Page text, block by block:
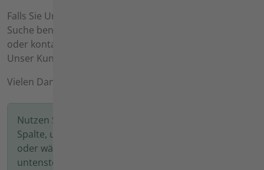
Falls Sie Unterstützung bei der Nutzung der Ersatzteil-
Suche benötigen, besuchen Sie bitte unsere
oder kontaktieren Sie uns über das
Unser Kundenservice steht Ihnen gerne zur Verfügung.
Vielen Dank, dass Sie sich für agria entschieden haben.
Nutzen Sie die Filtermöglichkeiten in der linken
Spalte, um Ihr agria-Produkt zu finden,
oder wählen Sie das passende Produkt anhand der
untenstehenden Bilder.